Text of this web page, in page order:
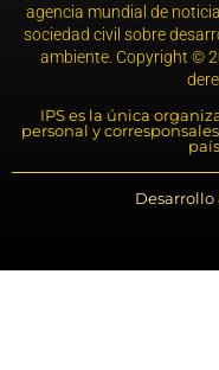
agencia mundial de
sociedad civil sobre
ambiente. Copyright ©
IPS es la única
personal y